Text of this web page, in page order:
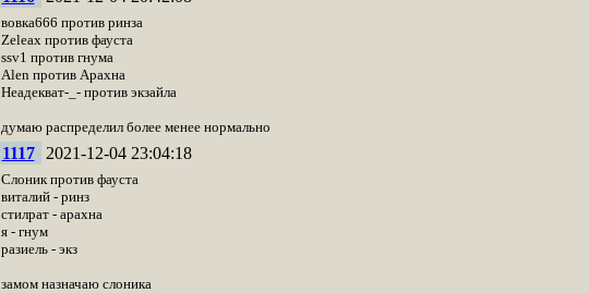
вовка666 против ринза
Zeleax против фауста
ssv1 против гнума
Alen против Арахна
Неадекват-_- против экзайла
думаю распределил более менее нормально
1117 2021-12-04 23:04:18
Слоник против фауста
виталий - ринз
стилрат - арахна
я - гнум
разиель - экз
замом назначаю слоника